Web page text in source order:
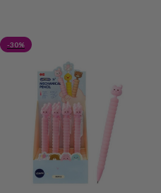
-30%